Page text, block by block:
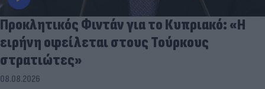
Προκλητικός Φιντάν για το Κυπριακό: «Η
ειρήνη οφείλεται στους Τούρκους
στρατιώτες»
08.08.2026